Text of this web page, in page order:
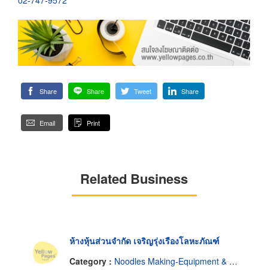
Share Share Tweet Share
Email Print
Related Business
ห้างหุ้นส่วนจำกัด เจริญรุ่งเรืองโลหะภัณฑ์
Category : Noodles Making-Equipment & Machines